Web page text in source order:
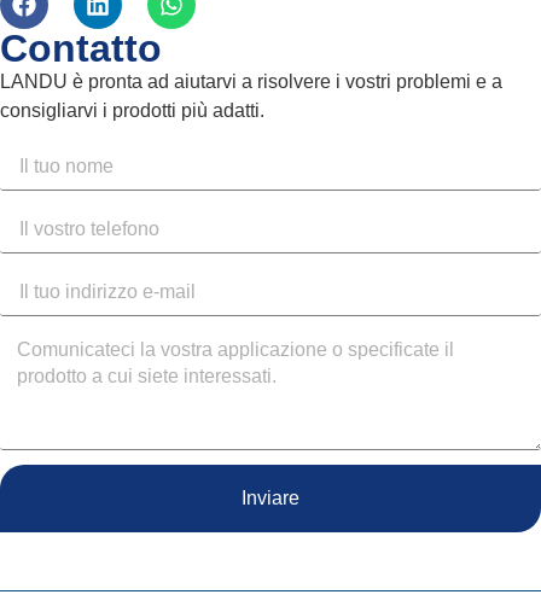
Contatto
LANDU è pronta ad aiutarvi a risolvere i vostri problemi e a
consigliarvi i prodotti più adatti.
Inviare